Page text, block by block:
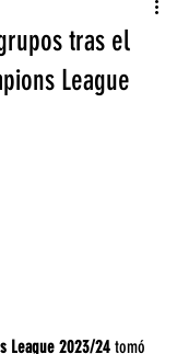
tras el
League
League 2023/24 tomó